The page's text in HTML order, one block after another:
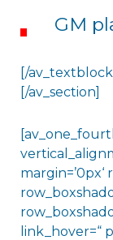
GM
[/
[/av_section]
margin=’0px‘
link_hover=“